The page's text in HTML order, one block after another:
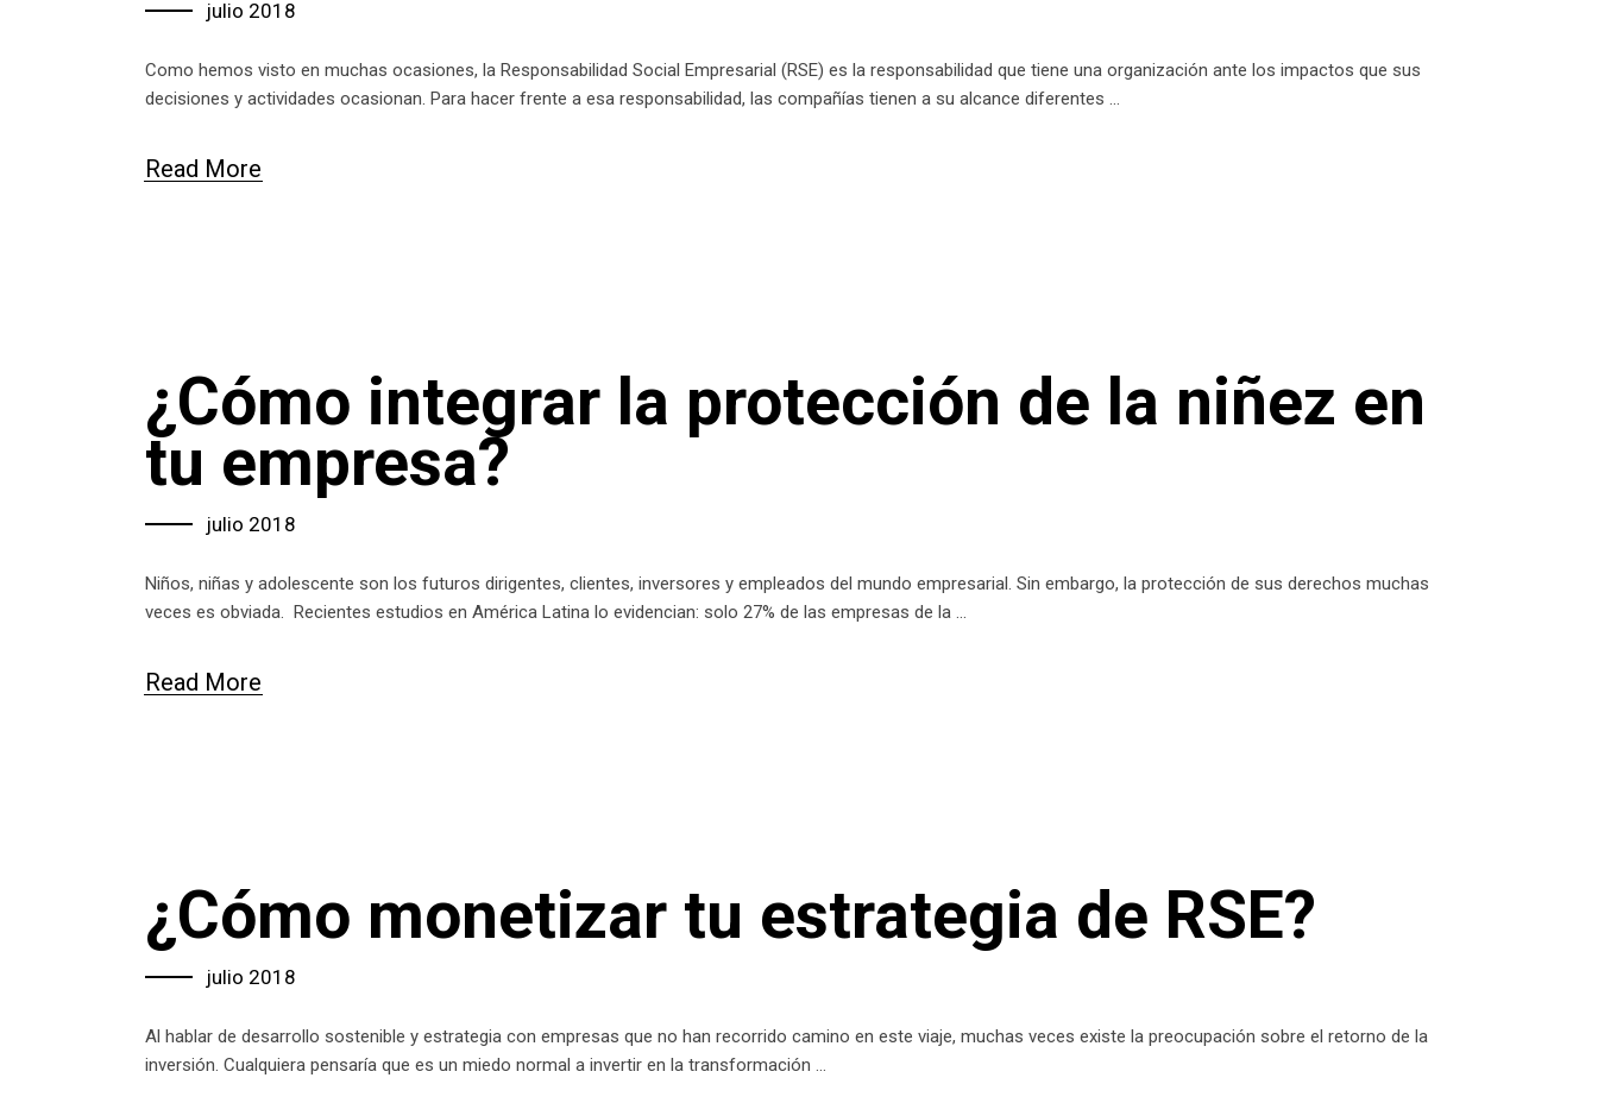
julio 2018
Como hemos visto en muchas ocasiones, la Responsabilidad Social Empresarial (RSE) es la responsabilidad que tiene una organización ante los impactos que sus
decisiones y actividades ocasionan. Para hacer frente a esa responsabilidad, las compañías tienen a su alcance diferentes
Read More
¿Cómo integrar la protección de la niñez en
tu empresa?
julio 2018
Niños, niñas y adolescente son los futuros dirigentes, clientes, inversores y empleados del mundo empresarial. Sin embargo, la protección de sus derechos muchas
veces es obviada. Recientes estudios en América Latina lo evidencian: solo 27% de las empresas de la
Read More
¿Cómo monetizar tu estrategia de RSE?
julio 2018
Al hablar de desarrollo sostenible y estrategia con empresas que no han recorrido camino en este viaje, muchas veces existe la preocupación sobre el retorno de la
inversión. Cualquiera pensaría que es un miedo normal a invertir en la transformación